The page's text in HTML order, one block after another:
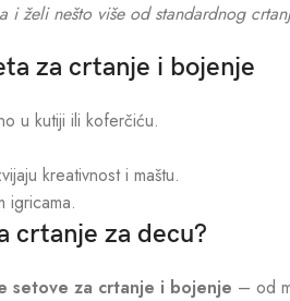
i želi nešto više od standardnog
za crtanje i bojenje
u kutiji ili koferčiću.
kreativnost i maštu.
igricama.
crtanje za decu?
setove za crtanje i bojenje – od